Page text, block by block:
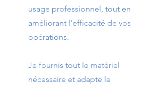
usage professionnel, tout en
améliorant l'efficacité de vos
opérations.
Je fournis tout le matériel
nécessaire et adapte le